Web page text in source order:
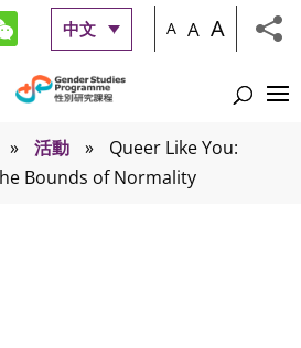
中文 A A A
» 活動 »
Queer Like You:
Bounds of Normality